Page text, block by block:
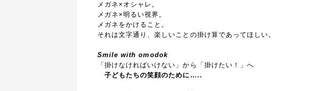
メガネ×オシャレ。
メガネ×明るい視界。
メガネをかけること。
それは文字通り、楽しいことの掛け算であってほしい。
Smile with omodok
「掛けなければいけない」から
「掛けたい！」へ
子どもたちの笑顔のために…..